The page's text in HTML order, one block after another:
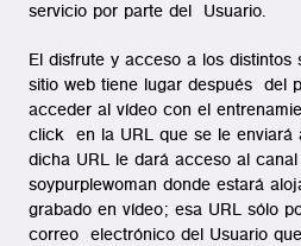
servicio por parte del Usuario.
El disfrute y acceso a los distintos
sitio web tiene lugar después del
acceder al vídeo con el
click en la URL que se le enviará
dicha URL le dará acceso al
soypurplewoman donde estará
grabado en vídeo; esa URL sólo
correo electrónico del Usuario